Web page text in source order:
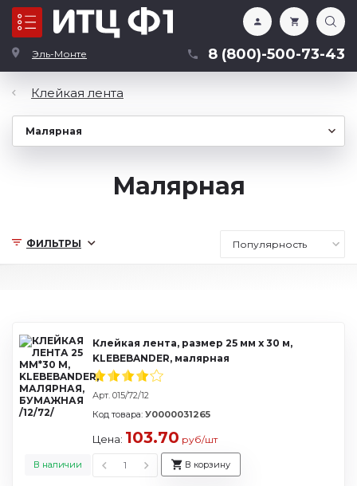
Эль-Монте 8 (800)-500-73-43
Каталог
ФИЛЬТРЫ
Клейкая лента
Малярная
Клейкая лента, размер 25 мм х 30 м,
KLEBEBANDER, малярная
Арт. 015/72/12
В наличии
Код товара: У0000031265
Цена: 103.70 руб/шт
В корзину